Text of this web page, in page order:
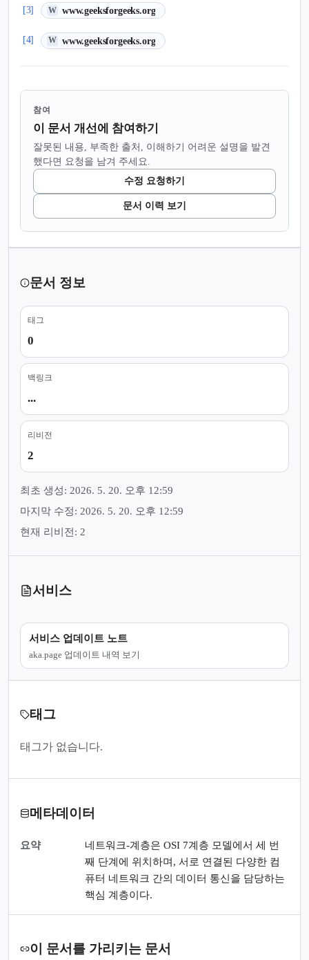
[3] W www.geeksforgeeks.org
(새 탭에서 열림)
[4] W www.geeksforgeeks.org
(새 탭에서 열림)
참여
이 문서 개선에 참여하기
잘못된 내용, 부족한 출처, 이해하기 어려운 설명을 발견
했다면 요청을 남겨 주세요.
수정 요청하기
문서 이력 보기
문서 정보
태그
0
백링크
...
리비전
2
최초 생성: 2026. 5. 20. 오후 12:59
마지막 수정: 2026. 5. 20. 오후 12:59
현재 리비전: 2
서비스
서비스 업데이트 노트
aka.page 업데이트 내역 보기
태그
태그가 없습니다.
메타데이터
요약
네트워크-계층은 OSI 7계층 모델에서 세 번
째 단계에 위치하며, 서로 연결된 다양한 컴
퓨터 네트워크 간의 데이터 통신을 담당하는
핵심 계층이다.
이 문서를 가리키는 문서